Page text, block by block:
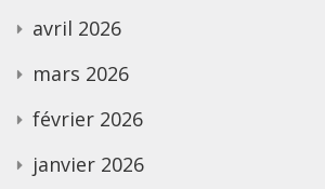
avril 2026
mars 2026
février 2026
janvier 2026